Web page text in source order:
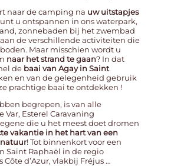
naar de camping na uwuitstapjes
u ontspannen in ons waterpark,
zonnebaden bij het zwembad
de verschillende activiteiten die
Maar misschien wordt u
naar het strand te gaan? In dat
de baai van Agay in Saint
en van de gelegenheid gebruik
prachtige baai te ontdekken !
begrepen, is van alle
Var, Esterel Caravaning
die u het meest doet dromen
vakantie in het hart van een
! Tot binnenkort voor een
Saint Raphaël in de regio
Côte d’Azur, vlakbij Fréjus …